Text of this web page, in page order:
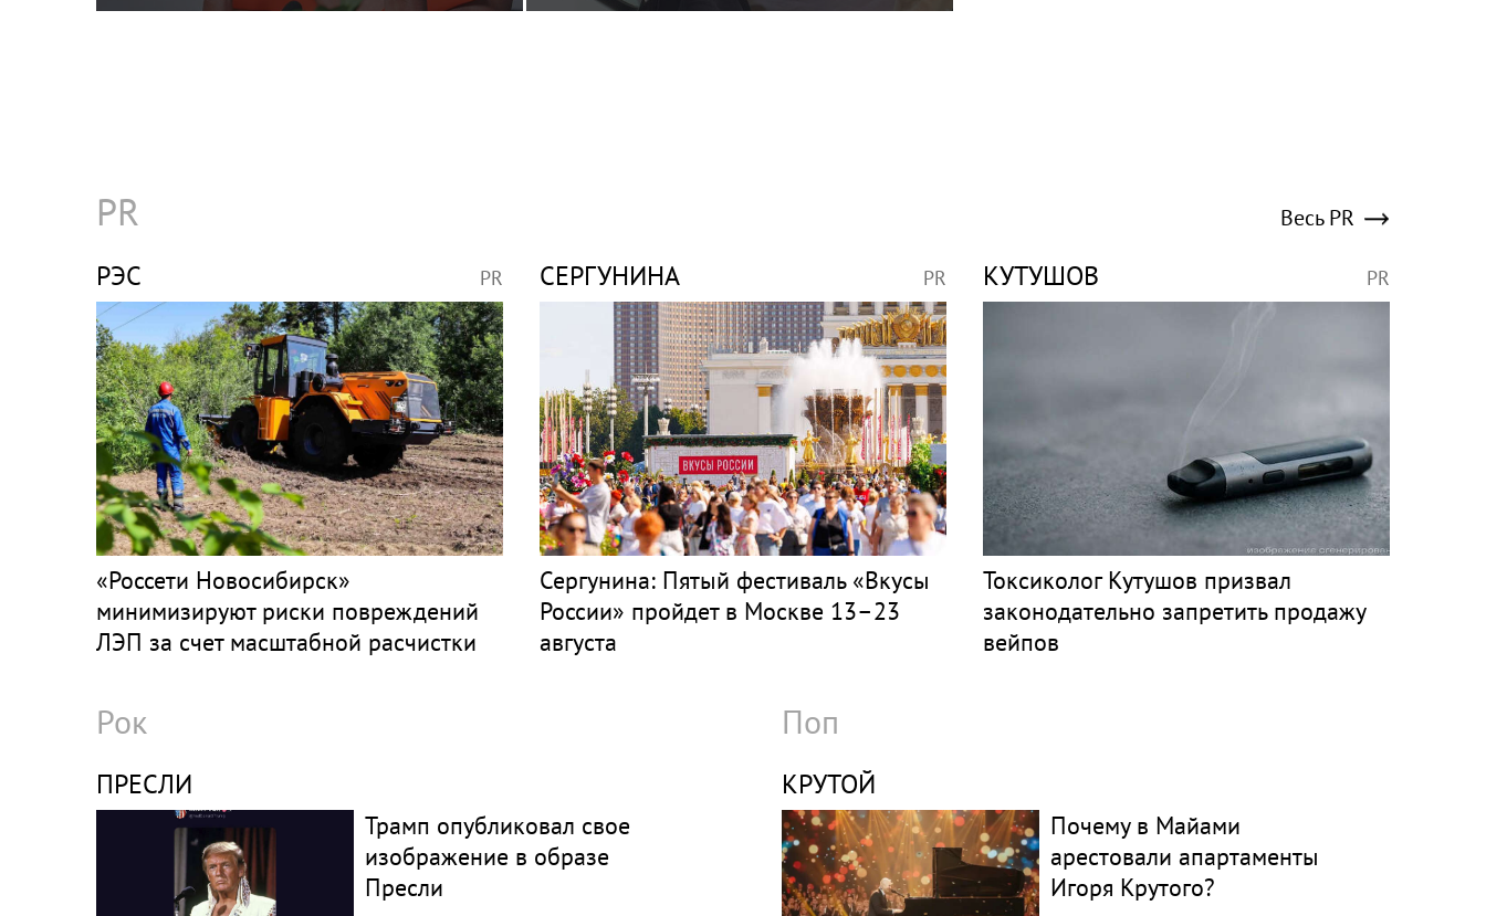
PR Весь PR
РЭС PR
«Россети Новосибирск»
минимизируют риски повреждений
ЛЭП за счет масштабной расчистки
СЕРГУНИНА PR
Сергунина: Пятый фестиваль «Вкусы
России» пройдет в Москве 13–23
августа
КУТУШОВ PR
Токсиколог Кутушов призвал
законодательно запретить продажу
вейпов
Рок
ПРЕСЛИ
Трамп опубликовал свое
изображение в образе
Пресли
Поп
КРУТОЙ
Почему в Майами
арестовали апартаменты
Игоря Крутого?